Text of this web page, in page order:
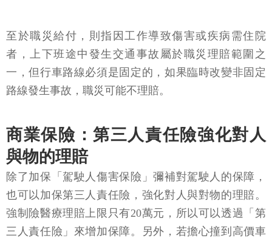
至於職災給付，則指因工作導致傷害或疾病需住院
者，上下班途中發生交通事故屬於職災理賠範圍之
一，但行車路線必須是固定的，如果臨時改變非固定
路線發生事故，職災可能不理賠。
商業保險：第三人責任險強化對人
與物的理賠
除了加保「駕駛人傷害保險」彌補對駕駛人的保障，
也可以加保第三人責任險，強化對人與對物的理賠。
強制險醫療理賠上限只有20萬元，所以可以透過「第
三人責任險」來增加保障。另外，若擔心撞到高價車